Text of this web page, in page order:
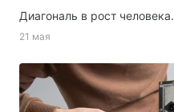
Диагональ в рост человека.
21 мая